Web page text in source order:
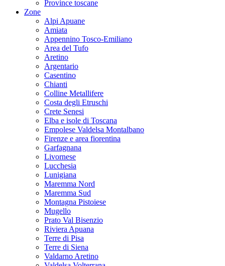
Province toscane
Zone
Alpi Apuane
Amiata
Appennino Tosco-Emiliano
Area del Tufo
Aretino
Argentario
Casentino
Chianti
Colline Metallifere
Costa degli Etruschi
Crete Senesi
Elba e isole di Toscana
Empolese Valdelsa Montalbano
Firenze e area fiorentina
Garfagnana
Livornese
Lucchesia
Lunigiana
Maremma Nord
Maremma Sud
Montagna Pistoiese
Mugello
Prato Val Bisenzio
Riviera Apuana
Terre di Pisa
Terre di Siena
Valdarno Aretino